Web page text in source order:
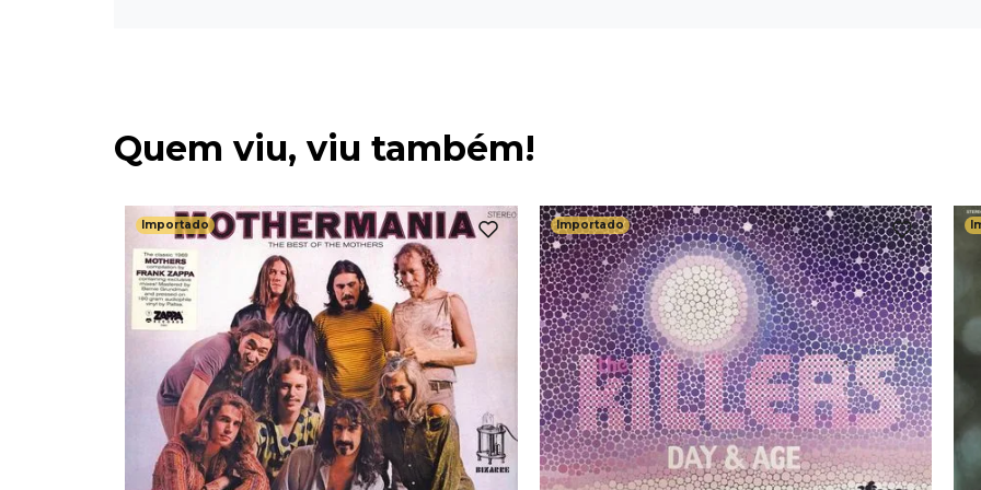
Quem viu, viu também!
Importado Importado